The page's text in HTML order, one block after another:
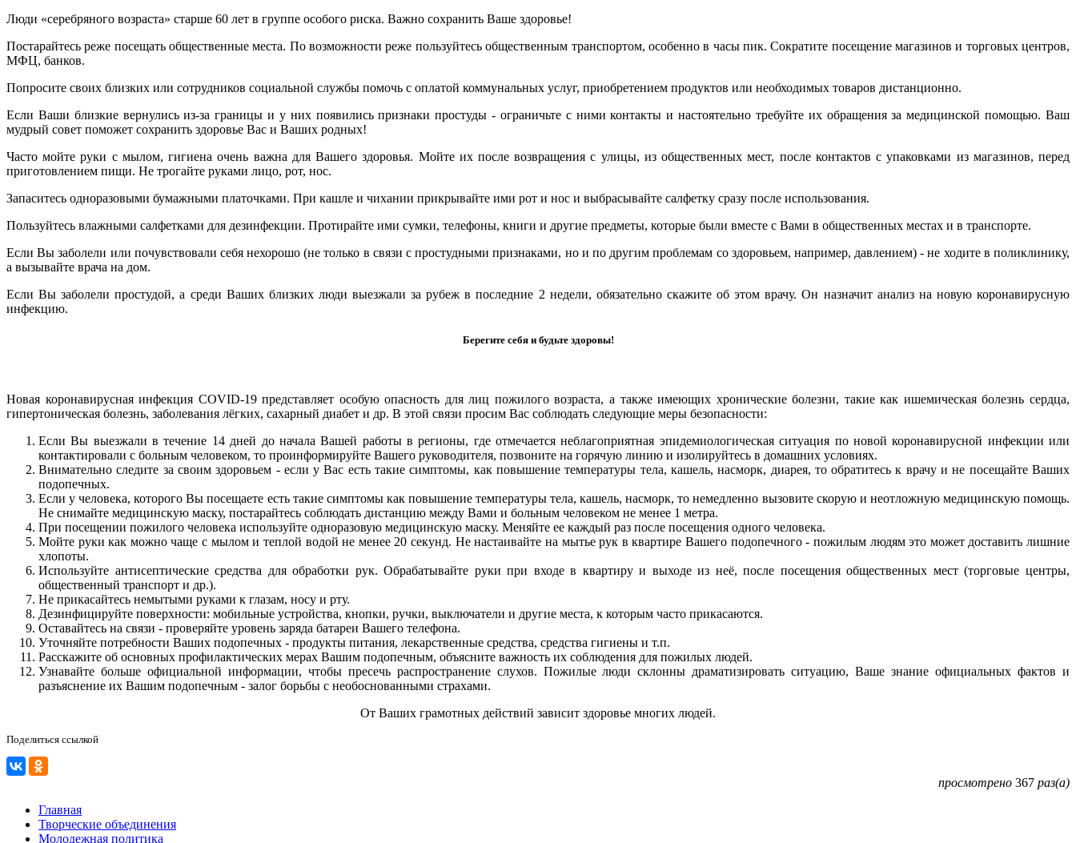
Люди «серебряного возраста» старше 60 лет в группе особого риска. Важно сохранить Ваше здоровье!
Постарайтесь реже посещать общественные места. По возможности реже пользуйтесь общественным транспортом, особенно в часы пик. Сократите посещение магазинов и торговых центров,
МФЦ, банков.
Попросите своих близких или сотрудников социальной службы помочь с оплатой коммунальных услуг, приобретением продуктов или необходимых товаров дистанционно.
Если Ваши близкие вернулись из-за границы и у них появились признаки простуды - ограничьте с ними контакты и настоятельно требуйте их обращения за медицинской помощью. Ваш
мудрый совет поможет сохранить здоровье Вас и Ваших родных!
Часто мойте руки с мылом, гигиена очень важна для Вашего здоровья. Мойте их после возвращения с улицы, из общественных мест, после контактов с упаковками из магазинов, перед
приготовлением пищи. Не трогайте руками лицо, рот, нос.
Запаситесь одноразовыми бумажными платочками. При кашле и чихании прикрывайте ими рот и нос и выбрасывайте салфетку сразу после использования.
Пользуйтесь влажными салфетками для дезинфекции. Протирайте ими сумки, телефоны, книги и другие предметы, которые были вместе с Вами в общественных местах и в транспорте.
Если Вы заболели или почувствовали себя нехорошо (не только в связи с простудными признаками, но и по другим проблемам со здоровьем, например, давлением) - не ходите в поликлинику,
а вызывайте врача на дом.
Если Вы заболели простудой, а среди Ваших близких люди выезжали за рубеж в последние 2 недели, обязательно скажите об этом врачу. Он назначит анализ на новую коронавирусную
инфекцию.
Берегите себя и будьте здоровы!
Новая коронавирусная инфекция COVID-19 представляет особую опасность для лиц пожилого возраста, а также имеющих хронические болезни, такие как ишемическая болезнь сердца,
гипертоническая болезнь, заболевания лёгких, сахарный диабет и др. В этой связи просим Вас соблюдать следующие меры безопасности:
Если Вы выезжали в течение 14 дней до начала Вашей работы в регионы, где отмечается неблагоприятная эпидемиологическая ситуация по новой коронавирусной инфекции или
контактировали с больным человеком, то проинформируйте Вашего руководителя, позвоните на горячую линию и изолируйтесь в домашних условиях.
Внимательно следите за своим здоровьем - если у Вас есть такие симптомы, как повышение температуры тела, кашель, насморк, диарея, то обратитесь к врачу и не посещайте Ваших
подопечных.
Если у человека, которого Вы посещаете есть такие симптомы как повышение температуры тела, кашель, насморк, то немедленно вызовите скорую и неотложную медицинскую помощь.
Не снимайте медицинскую маску, постарайтесь соблюдать дистанцию между Вами и больным человеком не менее 1 метра.
При посещении пожилого человека используйте одноразовую медицинскую маску. Меняйте ее каждый раз после посещения одного человека.
Мойте руки как можно чаще с мылом и теплой водой не менее 20 секунд. Не настаивайте на мытье рук в квартире Вашего подопечного - пожилым людям это может доставить лишние
хлопоты.
Используйте антисептические средства для обработки рук. Обрабатывайте руки при входе в квартиру и выходе из неё, после посещения общественных мест (торговые центры,
общественный транспорт и др.).
Не прикасайтесь немытыми руками к глазам, носу и рту.
Дезинфицируйте поверхности: мобильные устройства, кнопки, ручки, выключатели и другие места, к которым часто прикасаются.
Оставайтесь на связи - проверяйте уровень заряда батареи Вашего телефона.
Уточняйте потребности Ваших подопечных - продукты питания, лекарственные средства, средства гигиены и т.п.
Расскажите об основных профилактических мерах Вашим подопечным, объясните важность их соблюдения для пожилых людей.
Узнавайте больше официальной информации, чтобы пресечь распространение слухов. Пожилые люди склонны драматизировать ситуацию, Ваше знание официальных фактов и
разъяснение их Вашим подопечным - залог борьбы с необоснованными страхами.
От Ваших грамотных действий зависит здоровье многих людей.
Поделиться ссылкой
просмотрено 367 раз(а)
Главная
Творческие объединения
Молодежная политика